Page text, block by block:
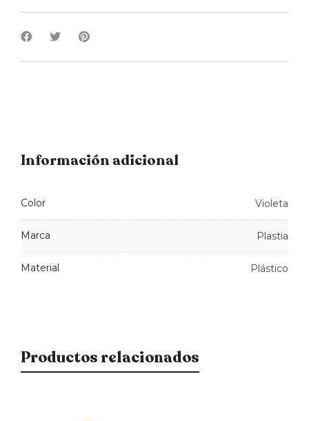
Información adicional
Color Violeta
Marca Plastia
Material Plástico
Productos relacionados